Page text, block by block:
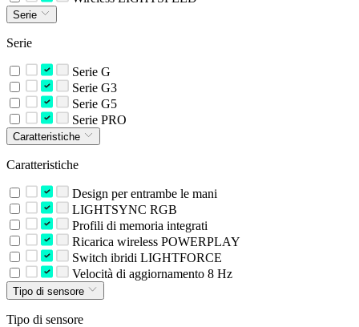
Serie
Serie
Serie G
Serie G3
Serie G5
Serie PRO
Caratteristiche
Caratteristiche
Design per entrambe le mani
LIGHTSYNC RGB
Profili di memoria integrati
Ricarica wireless POWERPLAY
Switch ibridi LIGHTFORCE
Velocità di aggiornamento 8 Hz
Tipo di sensore
Tipo di sensore